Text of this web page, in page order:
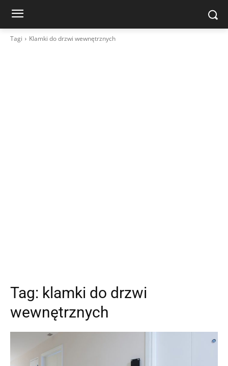
Tagi Klamki do drzwi wewnętrznych
Tag: klamki do drzwi
wewnętrznych